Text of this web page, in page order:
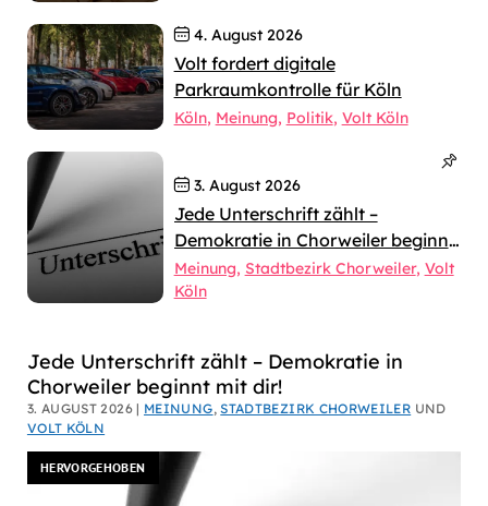
4. August 2026
Volt fordert digitale
Parkraumkontrolle für Köln
Köln Meinung Politik Volt Köln
3. August 2026
Jede Unterschrift zählt –
Demokratie in Chorweiler beginnt
mit dir!
Meinung Stadtbezirk Chorweiler Volt
Köln
Dirk
Bachhausen
HERVORGEHOBEN
Jede Unterschrift zählt – Demokratie in
Chorweiler beginnt mit dir!
3. AUGUST 2026 | MEINUNG,STADTBEZIRK CHORWEILER UND
VOLT KÖLN